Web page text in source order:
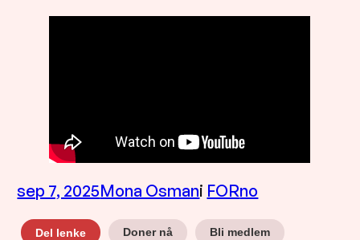
sep 7, 2025Mona Osmani FORno
Del lenke Doner nå Bli medlem